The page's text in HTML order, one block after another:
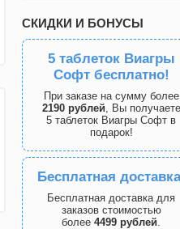
СКИДКИ И БОНУСЫ
5 таблеток Виагры
Софт бесплатно!
При заказе на сумму более
2190 рублей, Вы получаете
5 таблеток Виагры Софт в
подарок!
Бесплатная
Бесплатная доставка для
заказов стоимостью
более 4499 рублей.